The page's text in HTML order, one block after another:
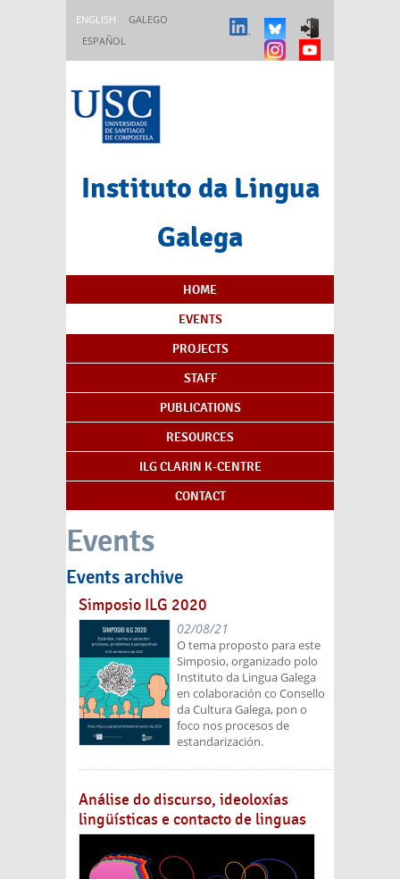
ENGLISH
GALEGO
ESPAÑOL
Instituto da Lingua
Galega
Content Index
HOME
EVENTS
PROJECTS
STAFF
PUBLICATIONS
RESOURCES
ILG CLARIN K-CENTRE
CONTACT
Events
Events archive
Simposio ILG 2020
02/08/21
O tema proposto para este
Simposio, organizado polo
Instituto da Lingua Galega
en colaboración co Consello
da Cultura Galega, pon o
foco nos procesos de
estandarización.
Análise do discurso, ideoloxías
lingüísticas e contacto de linguas